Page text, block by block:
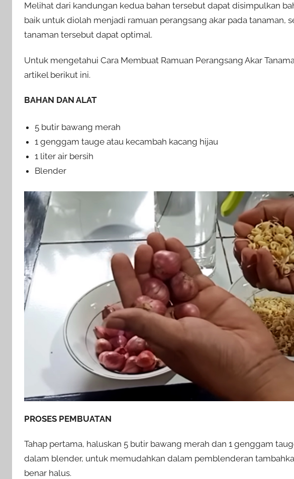
Melihat dari kandungan kedua bahan tersebut dapat disimpulkan
baik untuk diolah menjadi ramuan perangsang akar pada tanaman,
tanaman tersebut dapat optimal.
Untuk mengetahui Cara Membuat Ramuan Perangsang Akar
artikel berikut ini.
BAHAN DAN ALAT
5 butir bawang merah
1 genggam tauge atau kecambah kacang hijau
1 liter air bersih
Blender
PROSES PEMBUATAN
Tahap pertama, haluskan 5 butir bawang merah dan 1 genggam
dalam blender, untuk memudahkan dalam pemblenderan
benar halus.